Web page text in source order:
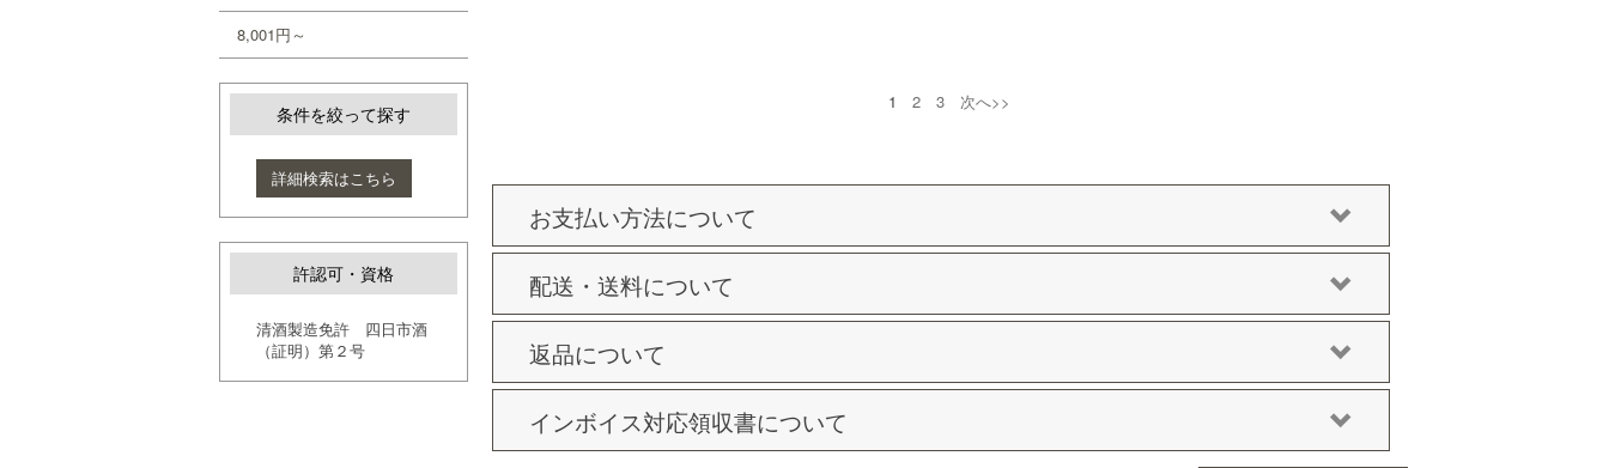
8,001円～
条件を絞って探す
詳細検索はこちら
許認可・資格
清酒製造免許 四日市酒
（証明）第２号
1 2 3 次へ>>
お支払い方法について
配送・送料について
返品について
インボイス対応領収書について